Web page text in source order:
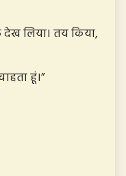
लिया। तय किया,
हूं।”